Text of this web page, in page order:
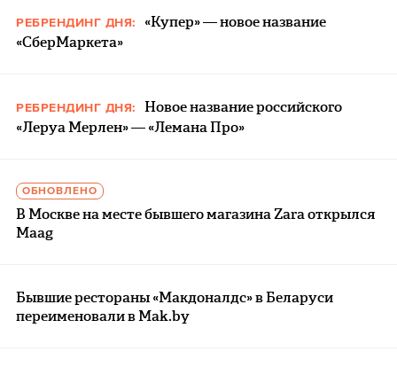
РЕБРЕНДИНГ ДНЯ:
«Купер» — новое название
«СберМаркета»
РЕБРЕНДИНГ ДНЯ:
Новое название российского
«Леруа Мерлен» — «Лемана Про»
ОБНОВЛЕНО
В Москве на месте бывшего магазина Zara открылся
Maag
Бывшие рестораны «Макдоналдс» в Беларуси
переименовали в Mak.by